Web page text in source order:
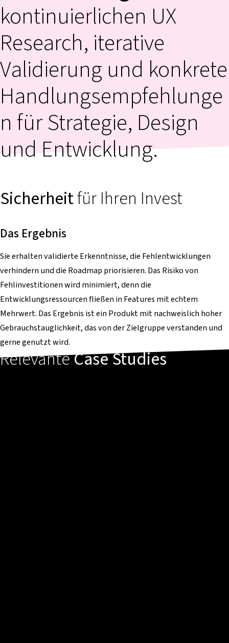
kontinuierlichen UX
Research, iterative
Validierung und konkrete
Handlungsempfehlunge
n für Strategie, Design
und Entwicklung.
Sicherheitfür Ihren Invest
Das Ergebnis
Sie erhalten validierte Erkenntnisse, die Fehlentwicklungen
verhindern und die Roadmap priorisieren. Das Risiko von
Fehlinvestitionen wird minimiert, denn die
Entwicklungsressourcen fließen in Features mit echtem
Mehrwert. Das Ergebnis ist ein Produkt mit nachweislich hoher
Gebrauchstauglichkeit, das von der Zielgruppe verstanden und
gerne genutzt wird.
RelevanteCase Studies